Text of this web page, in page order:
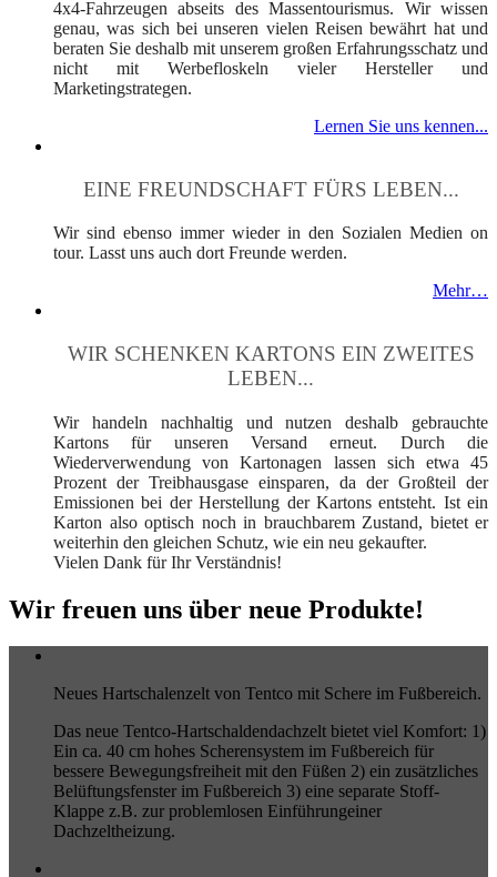
4x4-Fahrzeugen abseits des Massentourismus. Wir wissen
genau, was sich bei unseren vielen Reisen bewährt hat und
beraten Sie deshalb mit unserem großen Erfahrungsschatz und
nicht mit Werbefloskeln vieler Hersteller und
Marketingstrategen.
Lernen Sie uns kennen...
EINE FREUNDSCHAFT FÜRS LEBEN...
Wir sind ebenso immer wieder in den Sozialen Medien on
tour. Lasst uns auch dort Freunde werden.
Mehr…
WIR SCHENKEN KARTONS EIN ZWEITES
LEBEN...
Wir handeln nachhaltig und nutzen deshalb gebrauchte
Kartons für unseren Versand erneut. Durch die
Wiederverwendung von Kartonagen lassen sich etwa 45
Prozent der Treibhausgase einsparen, da der Großteil der
Emissionen bei der Herstellung der Kartons entsteht. Ist ein
Karton also optisch noch in brauchbarem Zustand, bietet er
weiterhin den gleichen Schutz, wie ein neu gekaufter.
Vielen Dank für Ihr Verständnis!
Wir freuen uns über neue Produkte!
Neues Hartschalenzelt von Tentco mit Schere im Fußbereich.
Das neue Tentco-Hartschaldendachzelt bietet viel Komfort: 1)
Ein ca. 40 cm hohes Scherensystem im Fußbereich für
bessere Bewegungsfreiheit mit den Füßen 2) ein zusätzliches
Belüftungsfenster im Fußbereich 3) eine separate Stoff-
Klappe z.B. zur problemlosen Einführungeiner
Dachzeltheizung.